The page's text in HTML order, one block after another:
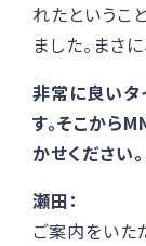
れたというこ
ました。まさ
非常に良いタ
す。そこから
かせください。
瀬田：
ご案内をいた